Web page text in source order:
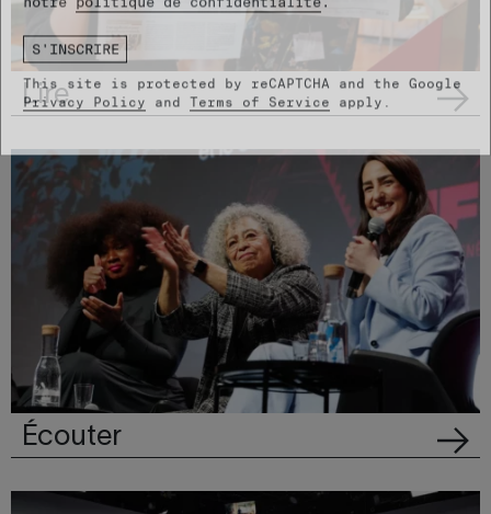
Lire
Écouter
traitement de vos données, veuillez consulter
notre
S'INSCRIRE
This site is protected by reCAPTCHA and the Google